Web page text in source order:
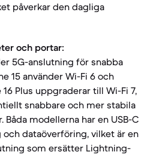
påverkar den dagliga
och portar:
5G-anslutning för snabba
15 använder Wi-Fi 6 och
16 Plus uppgraderar till Wi-Fi 7,
snabbare och mer stabila
Båda modellerna har en USB-C
dataöverföring, vilket är en
som ersätter Lightning-